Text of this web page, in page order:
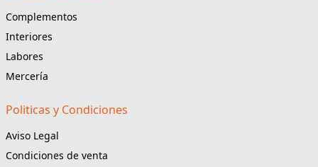
Complementos
Interiores
Labores
Mercería
Politicas y Condiciones
Aviso Legal
Condiciones de venta